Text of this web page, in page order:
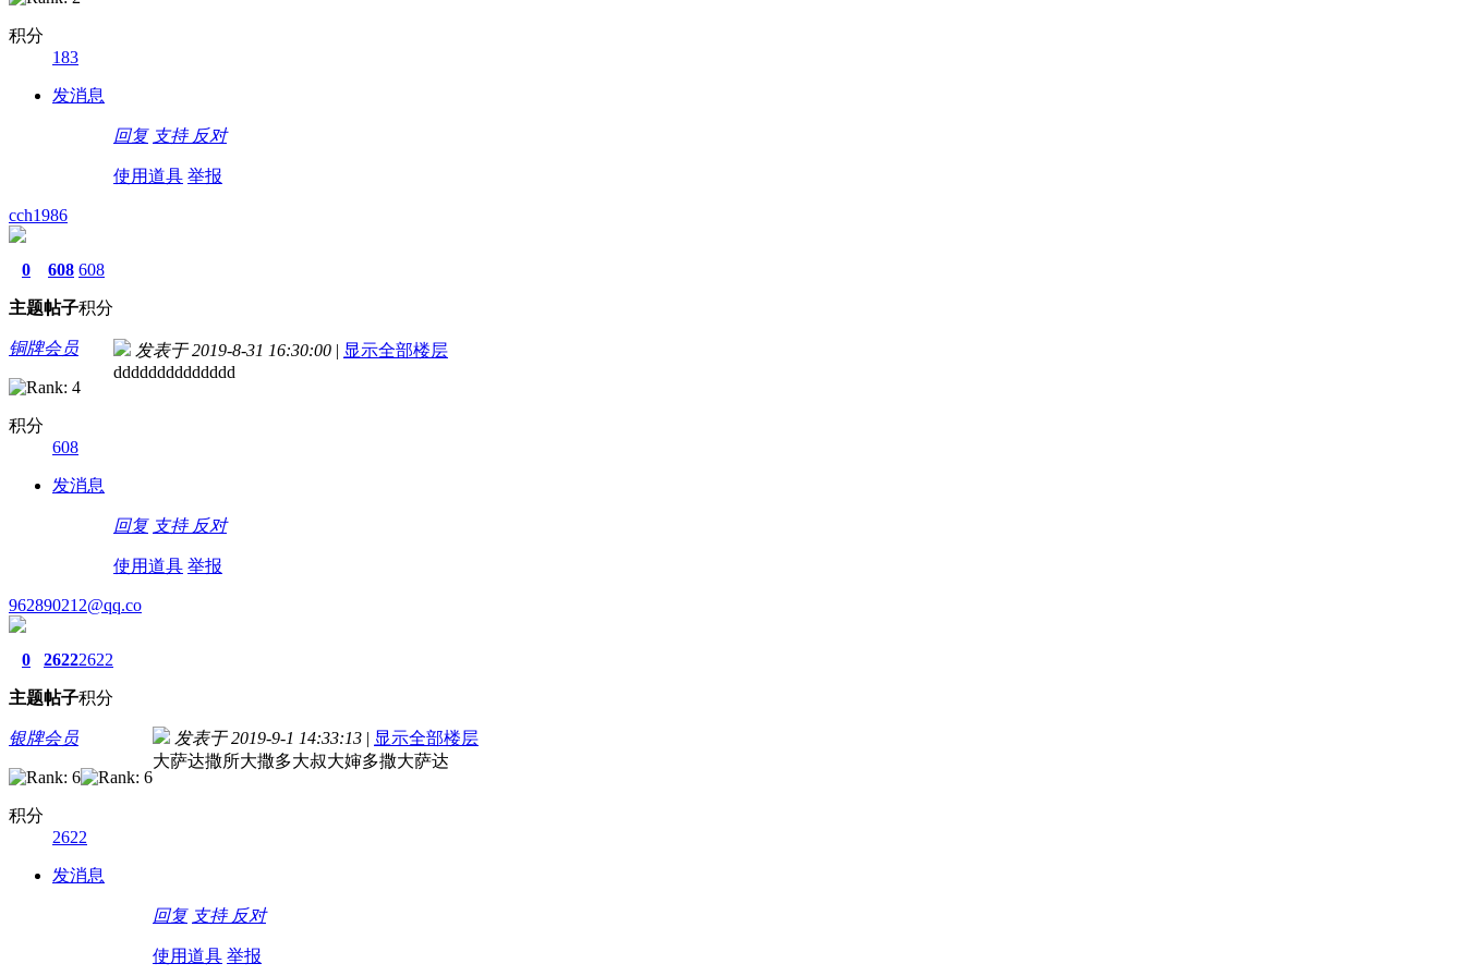
积分
183
发消息
回复 支持 反对
使用道具 举报
cch1986
0
主题
608
帖子
608
积分
铜牌会员
积分
608
发消息
发表于 2019-8-31 16:30:00 | 显示全部楼层
dddddddddddddd
回复 支持 反对
使用道具 举报
962890212@qq.co
0
主题
2622
帖子
2622
积分
银牌会员
积分
2622
发消息
发表于 2019-9-1 14:33:13 | 显示全部楼层
大萨达撒所大撒多大叔大婶多撒大萨达
回复 支持 反对
使用道具 举报